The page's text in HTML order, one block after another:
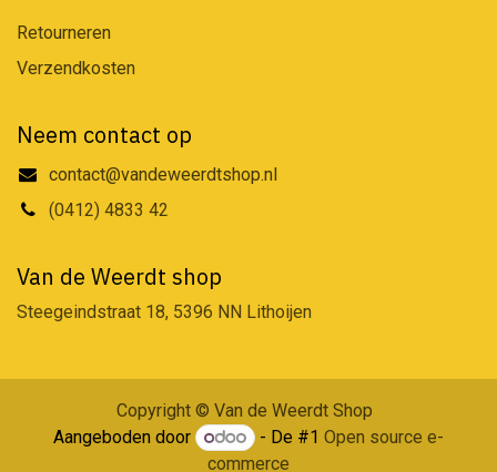
Retourneren
Verzendkosten
Neem contact op
contact@vandeweerdtshop.nl
(0412) 4833 42
Van de Weerdt shop
Steegeindstraat 18, 5396 NN Lithoijen
Copyright © Van de Weerdt Shop
Aangeboden door
- De #1Open source e-
commerce